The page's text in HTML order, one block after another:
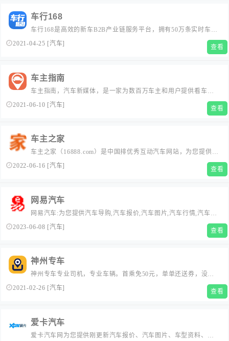
车行168
车行168是高效的新车B2B产业链服务平台，拥有50万条实时车源
信息，是经销商批发车、找车、拓展销售渠道的优选工具。 找车
2021-04-25 [汽车] 查看
车主指南
车主指南，汽车新媒体，是一家为数百万车主和用户提供看车、
选车、买车、用车的新媒体平台。每天产生数十万资讯阅读量，
2021-06-10 [汽车] 查看
车主之家
车主之家（16888.com）是中国排优秀互动汽车网站，为您提供刚
更新汽车报价，车市行情，汽车图片，汽车口碑，有全国最好的
2022-06-16 [汽车] 查看
网易汽车
网易汽车:为您提供汽车导购,汽车报价,汽车图片,汽车行情,汽车试
驾,汽车评测,是服务于购车人群的汽车资讯门户
2023-06-08 [汽车] 查看
神州专车
神州专车专业司机，专业车辆。首乘免50元，单单还送券，没花
多少安全不少。提供立即叫车、接送机、企业用车等服务。全程
服务过G20、全球互联网大会等国际会议，3000万品质人士的出行
2021-02-26 [汽车] 查看
爱卡汽车
爱卡汽车网为您提供刚更新汽车报价、汽车图片、车型资料、汽